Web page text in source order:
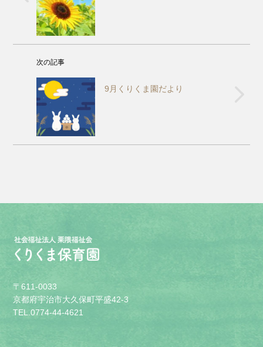
次の記事
9月くりくま園だより
〒611-0033
京都府宇治市大久保町平盛42-3
TEL.0774-44-4621